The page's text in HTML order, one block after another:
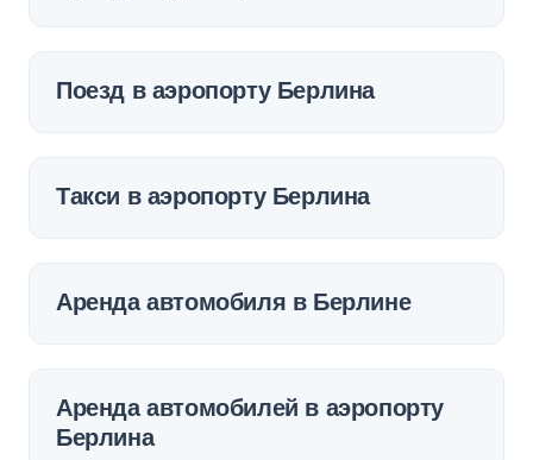
Поезд в аэропорту Берлина
Такси в аэропорту Берлина
Аренда автомобиля в Берлине
Аренда автомобилей в аэропорту
Берлина